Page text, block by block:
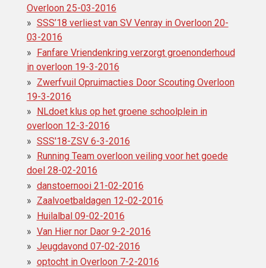
Overloon 25-03-2016
SSS’18 verliest van SV Venray in Overloon 20-
03-2016
Fanfare Vriendenkring verzorgt groenonderhoud
in overloon 19-3-2016
Zwerfvuil Opruimacties Door Scouting Overloon
19-3-2016
NLdoet klus op het groene schoolplein in
overloon 12-3-2016
SSS'18-ZSV 6-3-2016
Running Team overloon veiling voor het goede
doel 28-02-2016
danstoernooi 21-02-2016
Zaalvoetbaldagen 12-02-2016
Huilalbal 09-02-2016
Van Hier nor Daor 9-2-2016
Jeugdavond 07-02-2016
optocht in Overloon 7-2-2016